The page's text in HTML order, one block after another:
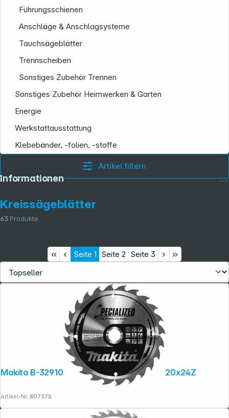
Führungsschienen
Anschläge & Anschlagsysteme
Tauchsägeblätter
Trennscheiben
Sonstiges Zubehör Trennen
Sonstiges Zubehör Heimwerken & Garten
Energie
Werkstattausstattung
Klebebänder, -folien, -stoffe
Artikel filtern
Kreissägeblätter
63 Produkte
Seite 1 Seite 2 Seite 3
Makita B-32910 SPECIALIZED Sägeb.165x20x24Z
Artikel-Nr.:807375
Informationen